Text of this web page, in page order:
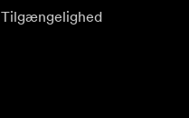
Tilgængelighed